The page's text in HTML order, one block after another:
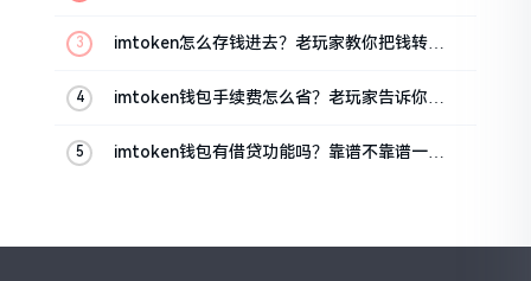
imtoken怎么存钱进去？老玩家教你把钱转进
imtoken钱包手续费怎么省？老玩家告诉你几
imtoken钱包有借贷功能吗？靠谱不靠谱一文